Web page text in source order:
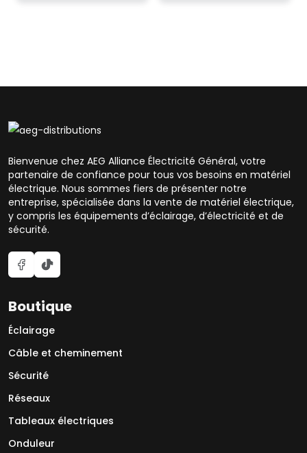
Bienvenue chez AEG Alliance Électricité Général, votre
partenaire de confiance pour tous vos besoins en matériel
électrique. Nous sommes fiers de présenter notre
entreprise, spécialisée dans la vente de matériel électrique,
y compris les équipements d’éclairage, d’électricité et de
sécurité.
Boutique
Éclairage
Câble et cheminement
Sécurité
Réseaux
Tableaux électriques
Onduleur